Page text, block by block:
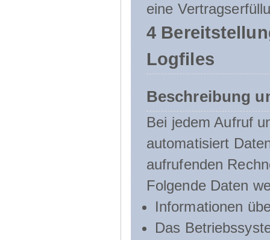
eine
4
Logfiles
Beschreibung
Bei jedem Aufruf
automatisiert
aufrufenden
Folgende Daten
Informationen
Das